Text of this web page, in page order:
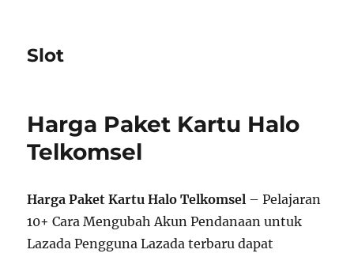
Slot
Harga Paket Kartu Halo
Telkomsel
Harga Paket Kartu Halo Telkomsel – Pelajaran
10+ Cara Mengubah Akun Pendanaan untuk
Lazada Pengguna Lazada terbaru dapat